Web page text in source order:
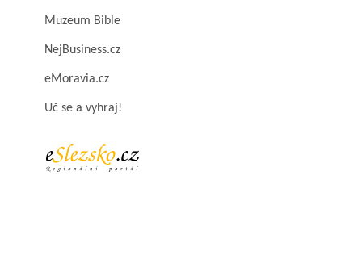
Muzeum Bible
NejBusiness.cz
eMoravia.cz
Uč se a vyhraj!